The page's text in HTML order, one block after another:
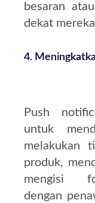
besaran
dekat
4.
Push
untuk
melakukan
produk,
mengisi
dengan